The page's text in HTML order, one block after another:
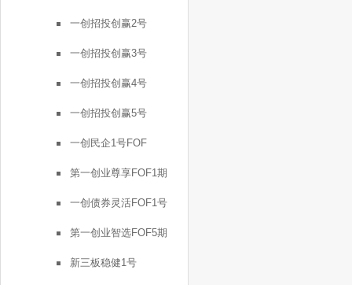
一创招投创赢2号
一创招投创赢3号
一创招投创赢4号
一创招投创赢5号
一创民企1号FOF
第一创业尊享FOF1期
一创债券灵活FOF1号
第一创业智选FOF5期
新三板稳健1号